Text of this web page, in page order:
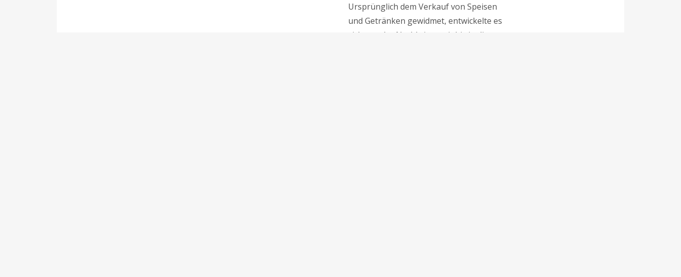
Ursprünglich dem Verkauf von Speisen
und Getränken gewidmet, entwickelte es
sich von der Nachkriegszeit bis in die